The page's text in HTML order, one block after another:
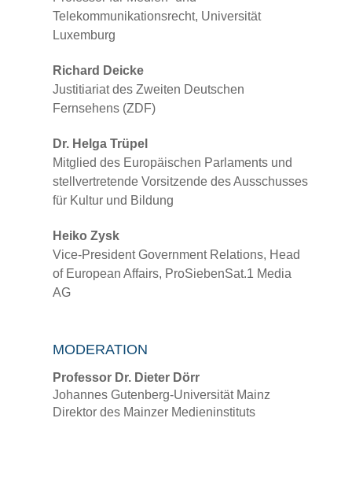
Telekommunikationsrecht, Universität
Luxemburg
Richard Deicke
Justitiariat des Zweiten Deutschen
Fernsehens (ZDF)
Dr. Helga Trüpel
Mitglied des Europäischen Parlaments und
stellvertretende Vorsitzende des Ausschusses
für Kultur und Bildung
Heiko Zysk
Vice-President Government Relations, Head
of European Affairs, ProSiebenSat.1 Media
AG
MODERATION
Professor Dr. Dieter Dörr
Johannes Gutenberg-Universität Mainz
Direktor des Mainzer Medieninstituts